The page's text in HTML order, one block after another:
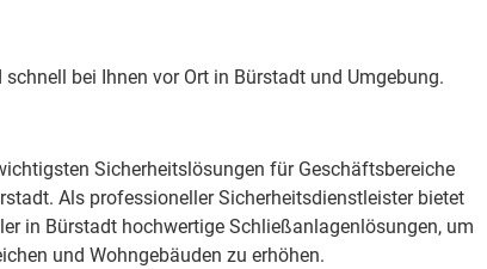
schnell bei Ihnen vor Ort in Bürstadt und Umgebung.
Sicherheitslösungen für Geschäftsbereiche
Als professioneller Sicherheitsdienstleister bietet
in Bürstadt hochwertige Schließanlagenlösungen, um
und Wohngebäuden zu erhöhen.